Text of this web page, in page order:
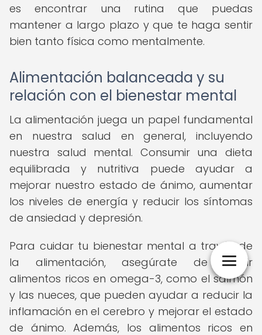
es encontrar una rutina que puedas
mantener a largo plazo y que te haga sentir
bien tanto física como mentalmente.
Alimentación balanceada y su
relación con el bienestar mental
La alimentación juega un papel fundamental
en nuestra salud en general, incluyendo
nuestra salud mental. Consumir una dieta
equilibrada y nutritiva puede ayudar a
mejorar nuestro estado de ánimo, aumentar
los niveles de energía y reducir los síntomas
de ansiedad y depresión.
Para cuidar tu bienestar mental a través de
la alimentación, asegúrate de incluir
alimentos ricos en omega-3, como el salmón
y las nueces, que pueden ayudar a reducir la
inflamación en el cerebro y mejorar el estado
de ánimo. Además, los alimentos ricos en